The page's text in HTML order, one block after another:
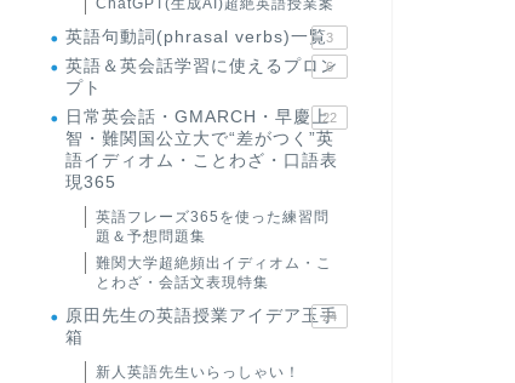
ChatGPT(生成AI)超絶英語授業案
英語句動詞(phrasal verbs)一覧3
英語＆英会話学習に使えるプロン
プト
6
日常英会話・GMARCH・早慶上
智・難関国公立大で“差がつく”英
語イディオム・ことわざ・口語表
現365
22
英語フレーズ365を使った練習問
題＆予想問題集
難関大学超絶頻出イディオム・こ
とわざ・会話文表現特集
原田先生の英語授業アイデア玉手
箱
24
新人英語先生いらっしゃい！